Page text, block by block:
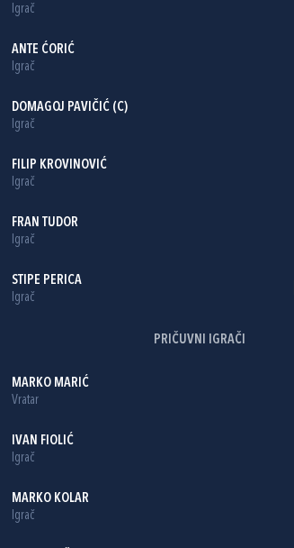
Igrač
ANTE ĆORIĆ
Igrač
DOMAGOJ PAVIČIĆ(C)
Igrač
FILIP KROVINOVIĆ
Igrač
FRAN TUDOR
Igrač
STIPE PERICA
Igrač
PRIČUVNI IGRAČI
MARKO MARIĆ
Vratar
IVAN FIOLIĆ
Igrač
MARKO KOLAR
Igrač